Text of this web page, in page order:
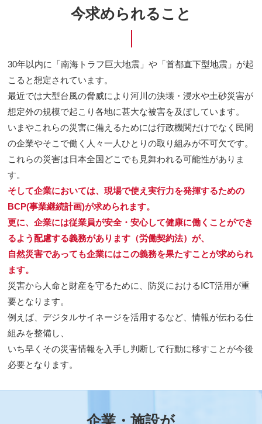
今求められること
30年以内に「南海トラフ巨大地震」や「首都直下型地震」が起
こると想定されています。
最近では大型台風の脅威により河川の決壊・浸水や土砂災害が
想定外の規模で起こり各地に甚大な被害を及ぼしています。
いまやこれらの災害に備えるためには行政機関だけでなく民間
の企業やそこで働く人々一人ひとりの取り組みが不可欠です。
これらの災害は日本全国どこでも見舞われる可能性がありま
す。
そして企業においては、現場で使え実行力を発揮するための
BCP(事業継続計画)が求められます。
更に、企業には従業員が安全・安心して健康に働くことができ
るよう配慮する義務があります（労働契約法）が、
自然災害であっても企業にはこの義務を果たすことが求められ
ます。
災害から人命と財産を守るために、防災におけるICT活用が重
要となります。
例えば、デジタルサイネージを活用するなど、情報が伝わる仕
組みを整備し、
いち早くその災害情報を入手し判断して行動に移すことが今後
必要となります。
企業・施設が